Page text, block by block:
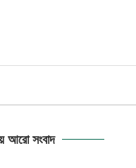
আরো সংবাদ